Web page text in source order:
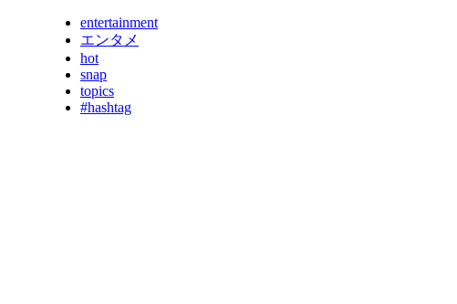
entertainment
エンタメ
hot
snap
topics
#hashtag